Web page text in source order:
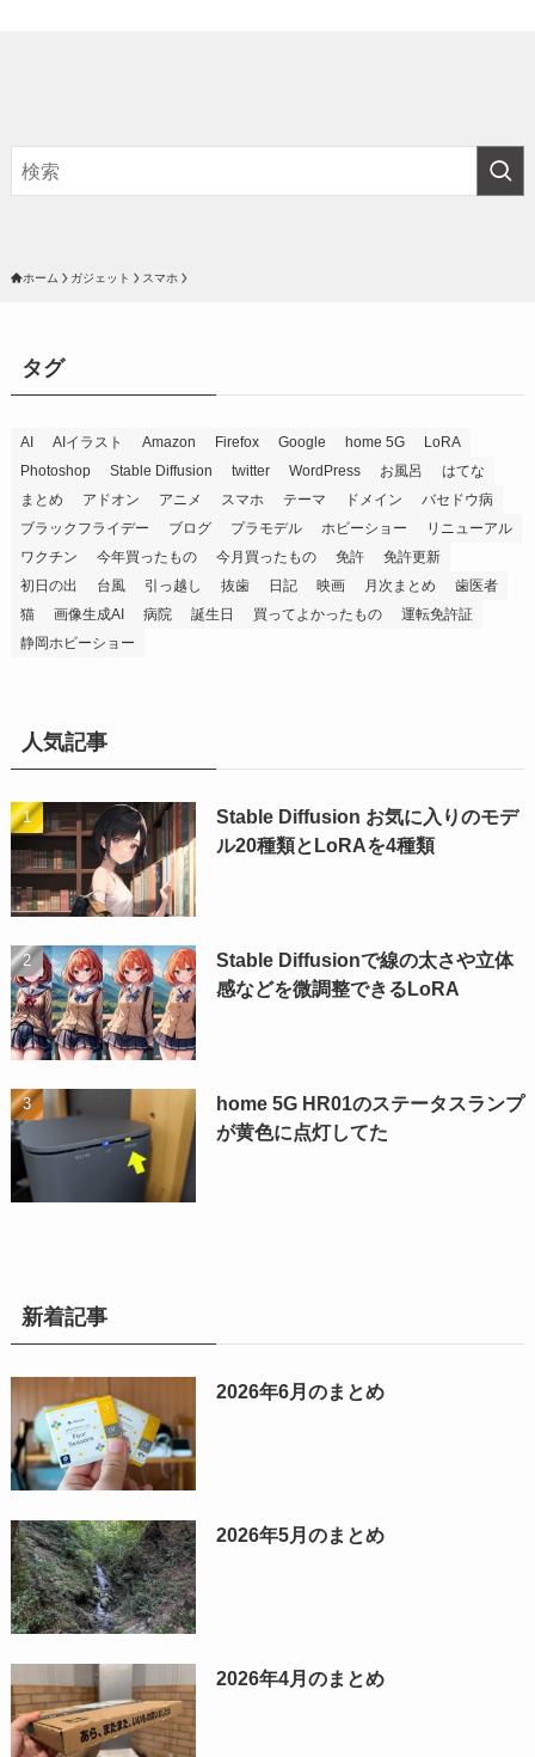
ホーム ガジェット スマホ
タグ
AI AIイラスト Amazon Firefox Google home 5G
LoRA
Photoshop
Stable Diffusion twitter WordPress お風呂
はてな
まとめ
アドオン アニメ スマホ テーマ ドメイン
バセドウ病
ブラックフライデー
ブログ プラモデル ホビーショー
リニューアル
ワクチン
今年買ったもの 今月買ったもの 免許
免許更新
初日の出
台風 引っ越し 抜歯 日記 映画 月次まとめ
歯医者
猫
画像生成AI 病院 誕生日 買ってよかったもの
運転免許証
静岡ホビーショー
人気記事
Stable Diffusion お気に入りのモデ
ル20種類とLoRAを4種類
Stable Diffusionで線の太さや立体
感などを微調整できるLoRA
home 5G HR01のステータスランプ
が黄色に点灯してた
新着記事
2026年6月のまとめ
2026年5月のまとめ
2026年4月のまとめ